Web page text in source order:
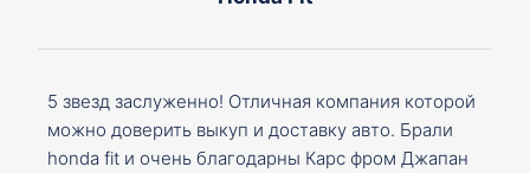
5 звезд заслуженно! Отличная компания которой
можно доверить выкуп и доставку авто. Брали
honda fit и очень благодарны Карс фром Джапан